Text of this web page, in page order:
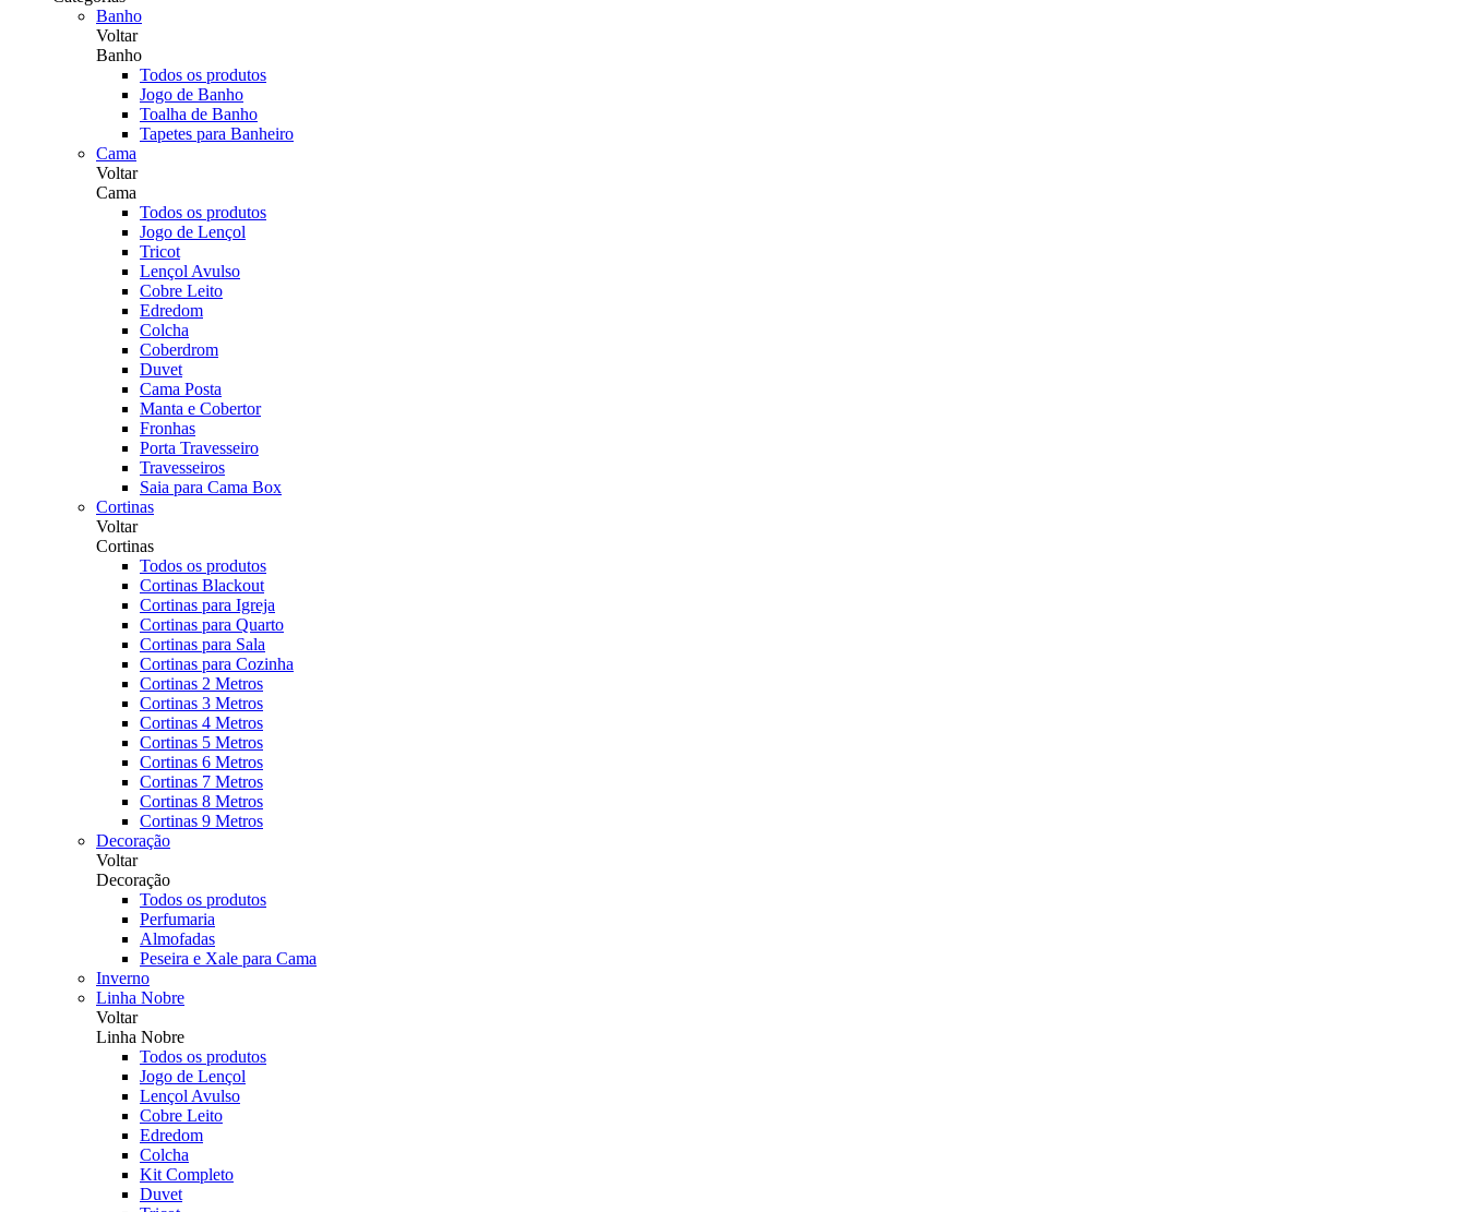
Banho
Voltar
Banho
Todos os produtos
Jogo de Banho
Toalha de Banho
Tapetes para Banheiro
Cama
Voltar
Cama
Todos os produtos
Jogo de Lençol
Tricot
Lençol Avulso
Cobre Leito
Edredom
Colcha
Coberdrom
Duvet
Cama Posta
Manta e Cobertor
Fronhas
Porta Travesseiro
Travesseiros
Saia para Cama Box
Cortinas
Voltar
Cortinas
Todos os produtos
Cortinas Blackout
Cortinas para Igreja
Cortinas para Quarto
Cortinas para Sala
Cortinas para Cozinha
Cortinas 2 Metros
Cortinas 3 Metros
Cortinas 4 Metros
Cortinas 5 Metros
Cortinas 6 Metros
Cortinas 7 Metros
Cortinas 8 Metros
Cortinas 9 Metros
Decoração
Voltar
Decoração
Todos os produtos
Perfumaria
Almofadas
Peseira e Xale para Cama
Inverno
Linha Nobre
Voltar
Linha Nobre
Todos os produtos
Jogo de Lençol
Lençol Avulso
Cobre Leito
Edredom
Colcha
Kit Completo
Duvet